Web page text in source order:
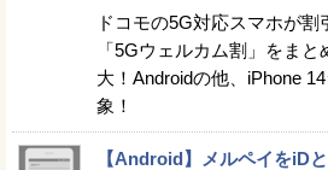
ドコモの5G対応スマホが割
「5Gウェルカム割」をま
大！Androidの他、iPhone
象！
【Android】メルペイをiD